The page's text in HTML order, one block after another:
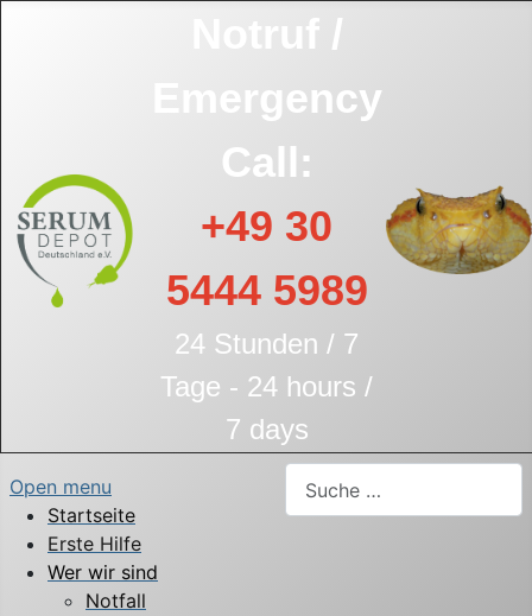
Notruf /
Emergency
Call:
+49 30
5444 5989
24 Stunden / 7
Tage - 24 hours /
7 days
Open menu
Startseite
Erste Hilfe
Wer wir sind
Notfall